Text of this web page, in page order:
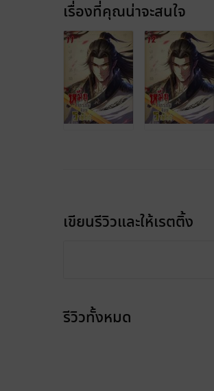
เรื่องที่คุณน่าจะสนใจ
เขียนรีวิวและให้เรตติ้ง
รีวิวทั้งหมด